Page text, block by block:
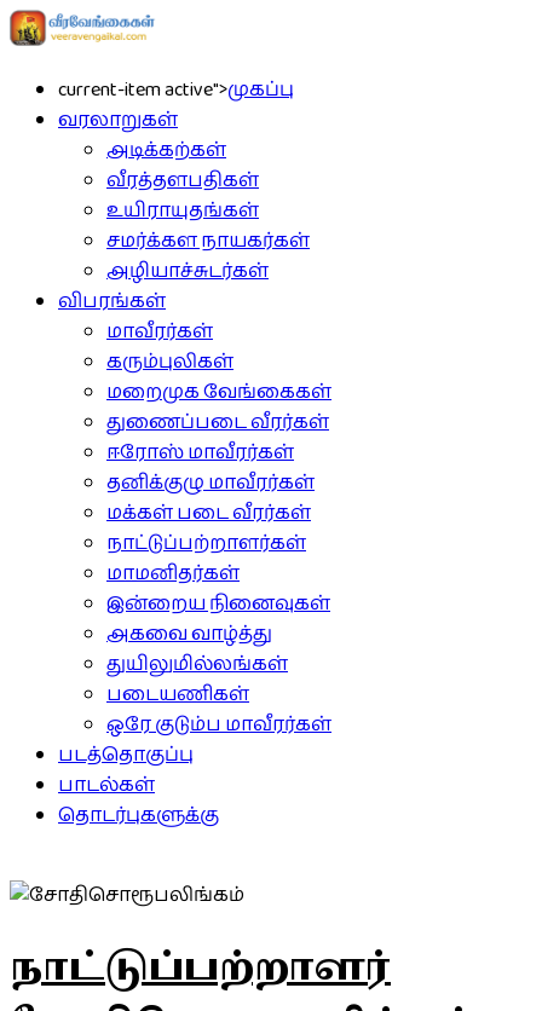
current-item active">முகப்பு
வரலாறுகள்
அடிக்கற்கள்
வீரத்தளபதிகள்
உயிராயுதங்கள்
சமர்க்கள நாயகர்கள்
அழியாச்சுடர்கள்
விபரங்கள்
மாவீரர்கள்
கரும்புலிகள்
மறைமுக வேங்கைகள்
துணைப்படை வீரர்கள்
ஈரோஸ் மாவீரர்கள்
தனிக்குழு மாவீரர்கள்
மக்கள் படை வீரர்கள்
நாட்டுப்பற்றாளர்கள்
மாமனிதர்கள்
இன்றைய நினைவுகள்
அகவை வாழ்த்து
துயிலுமில்லங்கள்
படையணிகள்
ஒரே குடும்ப மாவீரர்கள்
படத்தொகுப்பு
பாடல்கள்
தொடர்புகளுக்கு
நாட்டுப்பற்றாளர்